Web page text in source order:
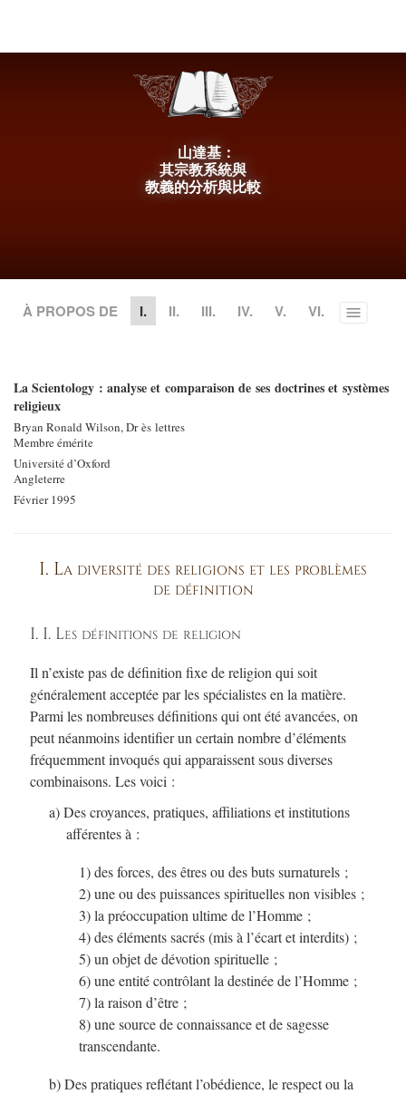
山達基：
其宗教系統與
教義的分析與比較
À PROPOS DE I. II. III. IV. V. VI. Toggle
La Scientology : analyse et comparaison de ses doctrines et systèmes
religieux
Bryan Ronald Wilson, Dr ès lettres
Membre émérite
Université d’Oxford
Angleterre
Février 1995
I. La diversité des religions et les problèmes
de définition
I. I. Les définitions de religion
Il n’existe pas de définition fixe de religion qui soit
généralement acceptée par les spécialistes en la matière.
Parmi les nombreuses définitions qui ont été avancées, on
peut néanmoins identifier un certain nombre d’éléments
fréquemment invoqués qui apparaissent sous diverses
combinaisons. Les voici :
a) Des croyances, pratiques, affiliations et institutions
afférentes à :
1) des forces, des êtres ou des buts surnaturels ;
2) une ou des puissances spirituelles non visibles ;
3) la préoccupation ultime de l’Homme ;
4) des éléments sacrés (mis à l’écart et interdits) ;
5) un objet de dévotion spirituelle ;
6) une entité contrôlant la destinée de l’Homme ;
7) la raison d’être ;
8) une source de connaissance et de sagesse
transcendante.
b) Des pratiques reflétant l’obédience, le respect ou la